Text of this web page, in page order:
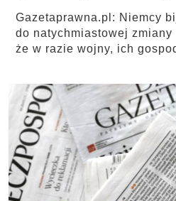
Gazetaprawna.pl: Niemcy
do natychmiastowej
że w razie wojny, ich